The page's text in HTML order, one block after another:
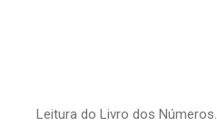
Leitura do Livro dos Números.